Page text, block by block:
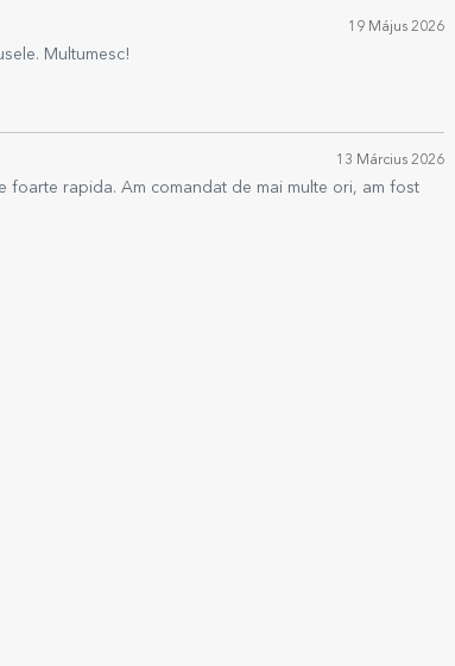
19 Május 2026
Multumesc!
13 Március 2026
foarte rapida. Am comandat de mai multe ori, am fost